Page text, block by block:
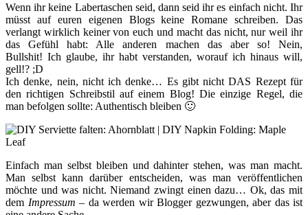
Wenn ihr keine Labertaschen seid, dann seid ihr es einfach nicht. Ihr
müsst auf euren eigenen Blogs keine Romane schreiben. Das
verlangt wirklich keiner von euch und macht das nicht, nur weil ihr
das Gefühl habt: Alle anderen machen das aber so! Nein,
Bullshit! Ich glaube, ihr habt verstanden, worauf ich hinaus will,
gell!? ;D
Ich denke, nein, nicht ich denke… Es gibt nicht DAS Rezept für
den richtigen Schreibstil auf einem Blog! Die einzige Regel, die
man befolgen sollte: Authentisch bleiben 🙂
Einfach man selbst bleiben und dahinter stehen, was man macht.
Man selbst kann darüber entscheiden, was man veröffentlichen
möchte und was nicht. Niemand zwingt einen dazu… Ok, das mit
dem Impressum – da werden wir Blogger gezwungen, aber das ist